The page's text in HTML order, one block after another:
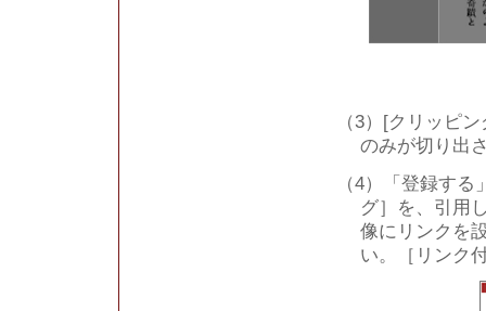
（3）[クリッピ
のみが切り出
（4）「登録す
グ］を、引用
像にリンクを
い。［リンク